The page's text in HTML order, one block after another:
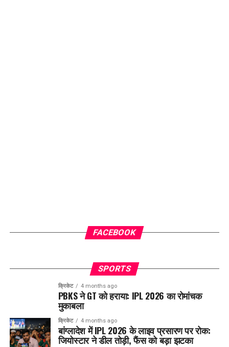
FACEBOOK
SPORTS
क्रिकेट 4 months ago
PBKS ने GT को हराया: IPL 2026 का रोमांचक
मुकाबला
क्रिकेट 4 months ago
बांग्लादेश में IPL 2026 के लाइव प्रसारण पर रोक:
जियोस्टार ने डील तोड़ी, फैंस को बड़ा झटका